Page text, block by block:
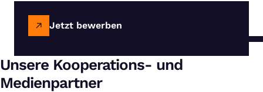
Jetzt bewerben
Unsere Kooperations- und
Medienpartner